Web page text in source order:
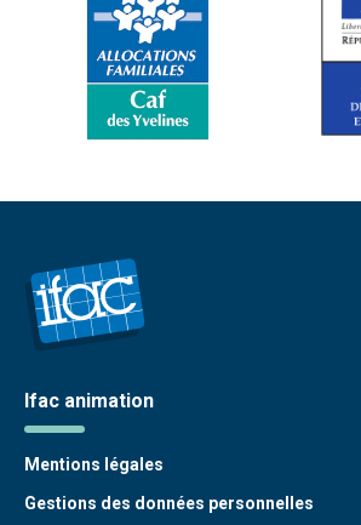
Ifac animation
Mentions légales
Gestions des données personnelles